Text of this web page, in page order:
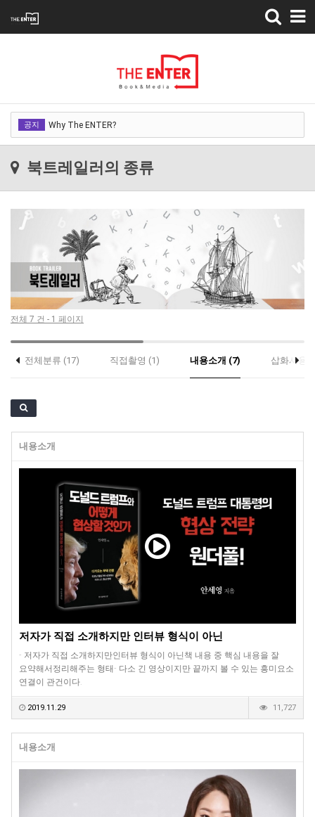
Toggle
navigation
공지 Why The ENTER?
Why The ENTER?
북트레일러의 종류
전체 7 건 - 1 페이지
전체분류 (17) 직접촬영 (1) 내용소개 (7) 삽화사용
내용소개
저자가 직접 소개하지만 인터뷰 형식이 아닌
- 저자가 직접 소개하지만인터뷰 형식이 아닌책 내용 중 핵심 내용을 잘
요약해서정리해주는 형태- 다소 긴 영상이지만 끝까지 볼 수 있는 흥미요소
연결이 관건이다.
2019.11.29 11,727
내용소개